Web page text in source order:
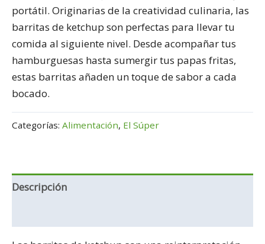
portátil. Originarias de la creatividad culinaria, las
barritas de ketchup son perfectas para llevar tu
comida al siguiente nivel. Desde acompañar tus
hamburguesas hasta sumergir tus papas fritas,
estas barritas añaden un toque de sabor a cada
bocado.
Categorías: Alimentación, El Súper
Descripción